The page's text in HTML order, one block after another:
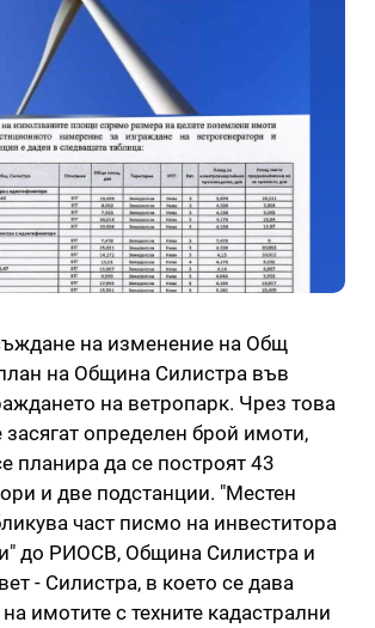
на изменение на Общ
на Община Силистра във
на ветропарк. Чрез това
определен брой имоти,
планира да се построят 43
и две подстанции. "Местен
част писмо на инвеститора
до РИОСВ, Община Силистра и
- Силистра, в което се дава
имотите с техните кадастрални